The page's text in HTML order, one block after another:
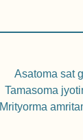
Asatoma sat
Tamasoma
Mrityorma